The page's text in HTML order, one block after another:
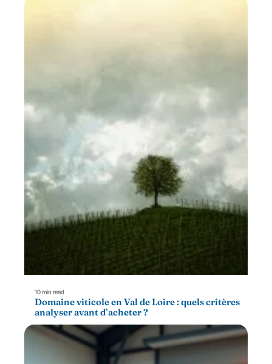
10 min read
Domaine viticole en Val de Loire : quels critères
analyser avant d’acheter ?